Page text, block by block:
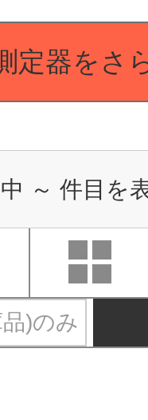
定器をさ
～ 件目を
)のみ